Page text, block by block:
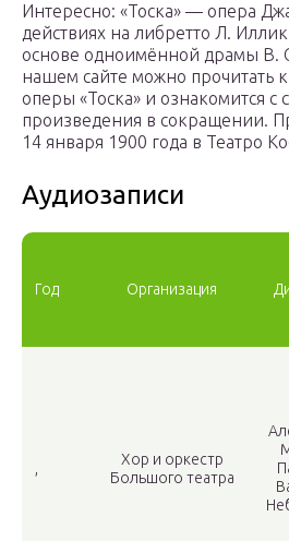
Интересно: «Тоска» — опера
действиях на либретто Л.
основе одноимённой драмы В.
нашем сайте можно прочитать
оперы «Тоска» и ознакомится с
произведения в сокращении.
14 января 1900 года в Театро
Аудиозаписи
Год Организация
Хор и оркестр
Большого театра